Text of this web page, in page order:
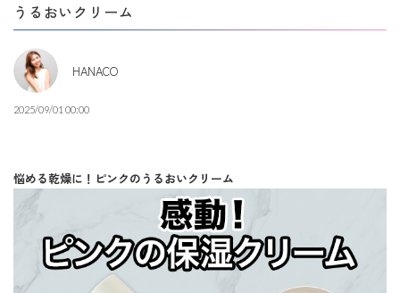
うるおいクリーム
HANACO
2025/09/01 00:00
悩める乾燥に！ピンクのうるおいクリーム